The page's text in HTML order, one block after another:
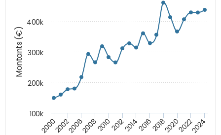
Montants (€)
200020022006200820102012201420162018202020222024
100k
200k
300k
400k